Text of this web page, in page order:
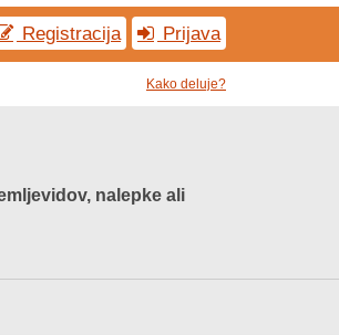
Registracija Prijava
Kako deluje?
nalepke ali